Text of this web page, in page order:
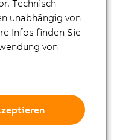
8-polig
Größe 1,
Länge 35
8-polig
Technisch
unabhängig von
Infos finden Sie
von